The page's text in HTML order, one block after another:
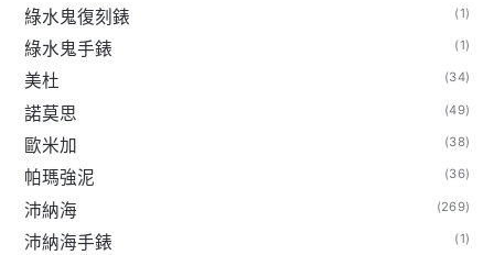
綠水鬼復刻錶 (1)
綠水鬼手錶 (1)
美杜 (34)
諾莫思 (49)
歐米加 (38)
帕瑪強泥 (36)
沛納海 (269)
沛納海手錶 (1)